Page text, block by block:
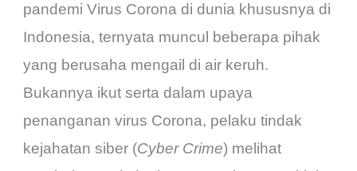
pandemi Virus Corona di dunia khususnya di
Indonesia, ternyata muncul beberapa pihak
yang berusaha mengail di air keruh.
Bukannya ikut serta dalam upaya
penanganan virus Corona, pelaku tindak
kejahatan siber (Cyber Crime) melihat